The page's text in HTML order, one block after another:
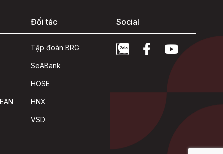
Đối tác
Tập đoàn BRG
SeABank
HOSE
HNX
VSD
Social